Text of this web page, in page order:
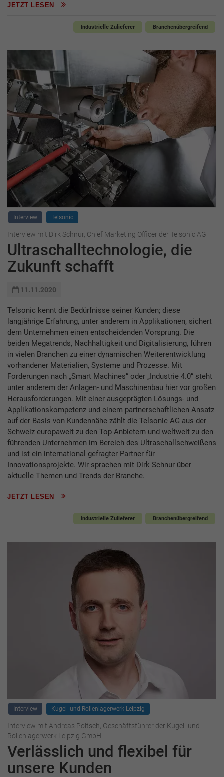
JETZT LESEN
Industrielle Zulieferer Branchenübergreifend
Interview Telsonic
Interview mit Dirk Schnur, Chief Marketing Officer der Telsonic AG
Ultraschalltechnologie, die
Zukunft schafft
11.11.2020
Telsonic kennt die Bedürfnisse seiner Kunden; diese
langjährige Erfahrung, unter anderem in Applikationen, sichert
dem Unternehmen einen entscheidenden Vorsprung. Die
beiden Megatrends, Nachhaltigkeit und Digitalisierung, führen
in vielen Branchen zu einer dynamischen Weiterentwicklung
vorhandener Materialien, Systeme und Prozesse. Mit
Forderungen nach „Smart Machines“ oder „Industrie 4.0“ steht
unter anderem der Anlagen- und Maschinenbau hier vor großen
Herausforderungen. Mit einer ausgeprägten Lösungs- und
Applikationskompetenz und einem partnerschaftlichen Ansatz
auf der Basis von Kundennähe zählt die Telsonic AG aus der
Schweiz europaweit zu den Top Anbietern und weltweit zu den
führenden Unternehmen im Bereich des Ultraschallschweißens
und ist ein international gefragter Partner für
Innovationsprojekte. Wir sprachen mit Dirk Schnur über
aktuelle Themen und Trends der Branche.
JETZT LESEN
Industrielle Zulieferer Branchenübergreifend
Interview Kugel- und Rollenlagerwerk Leipzig
Interview mit Andreas Poltsch, Geschäftsführer der Kugel- und
Rollenlagerwerk Leipzig GmbH
Verlässlich und flexibel für
unsere Kunden